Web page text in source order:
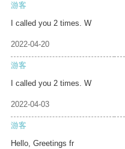
游客
I called you 2 times. W
2022-04-20
游客
I called you 2 times. W
2022-04-03
游客
Hello, Greetings fr